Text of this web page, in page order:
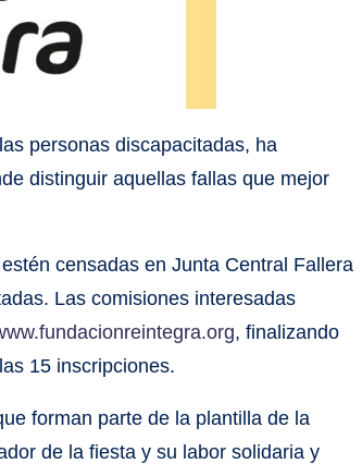
personas discapacitadas, ha
distinguir aquellas fallas que mejor
censadas en Junta Central Fallera
Las comisiones interesadas
, finalizando
15 inscripciones.
forman parte de la plantilla de la
de la fiesta y su labor solidaria y